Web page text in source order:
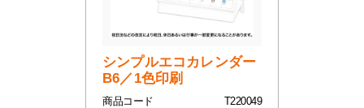
シンプルエコカレンダー
B6／1色印刷
商品コード
T220049